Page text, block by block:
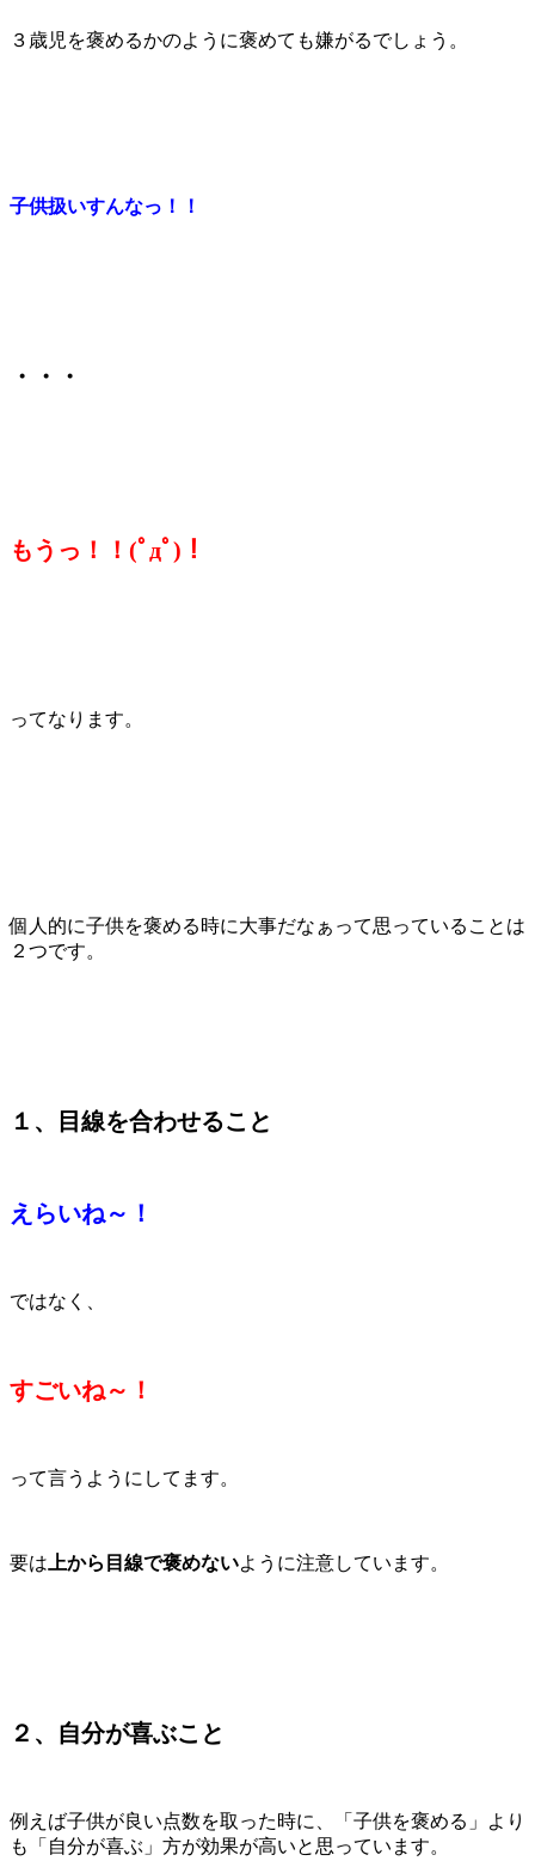
３歳児を褒めるかのように褒めても嫌がるでしょう。
子供扱いすんなっ！！
・・・
もうっ！！(ﾟдﾟ)！
ってなります。
個人的に子供を褒める時に大事だなぁって思っていることは
２つです。
１、目線を合わせること
えらいね～！
ではなく、
すごいね～！
って言うようにしてます。
要は上から目線で褒めないように注意しています。
２、自分が喜ぶこと
例えば子供が良い点数を取った時に、「子供を褒める」より
も「自分が喜ぶ」方が効果が高いと思っています。